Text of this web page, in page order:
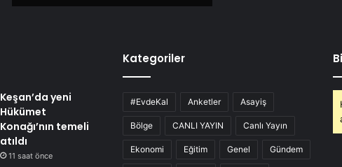
Keşan’da yeni
Hükümet
Konağı’nın temeli
atıldı
11 saat önce
Kategoriler
#EvdeKal Anketler Asayiş
Bölge CANLI YAYIN Canlı Yayın
Ekonomi Eğitim Genel Gündem